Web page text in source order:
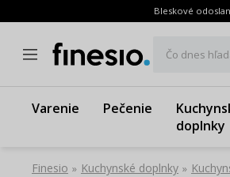
Bleskové
Čo dnes
Varenie Pečenie
doplnky
Finesio » Kuchynské doplnky »